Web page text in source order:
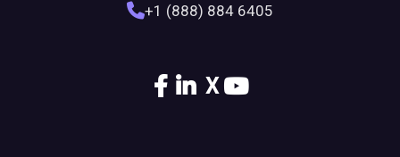
+1 (888) 884 6405
X